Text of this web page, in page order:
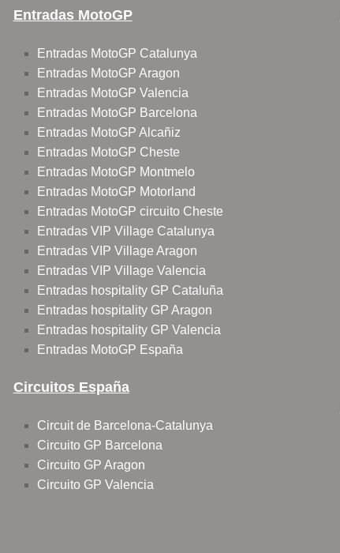
Entradas MotoGP
Entradas MotoGP Catalunya
Entradas MotoGP Aragon
Entradas MotoGP Valencia
Entradas MotoGP Barcelona
Entradas MotoGP Alcañiz
Entradas MotoGP Cheste
Entradas MotoGP Montmelo
Entradas MotoGP Motorland
Entradas MotoGP circuito Cheste
Entradas VIP Village Catalunya
Entradas VIP Village Aragon
Entradas VIP Village Valencia
Entradas hospitality GP Cataluña
Entradas hospitality GP Aragon
Entradas hospitality GP Valencia
Entradas MotoGP España
Circuitos España
Circuit de Barcelona-Catalunya
Circuito GP Barcelona
Circuito GP Aragon
Circuito GP Valencia